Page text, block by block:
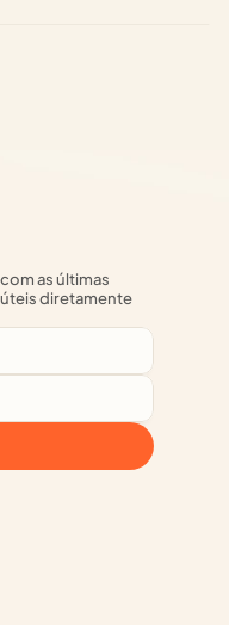
as últimas
diretamente